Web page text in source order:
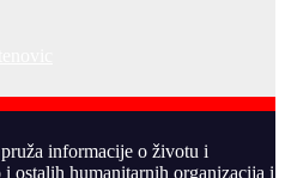
informacije o životu i
ostalih humanitarnih organizacija i